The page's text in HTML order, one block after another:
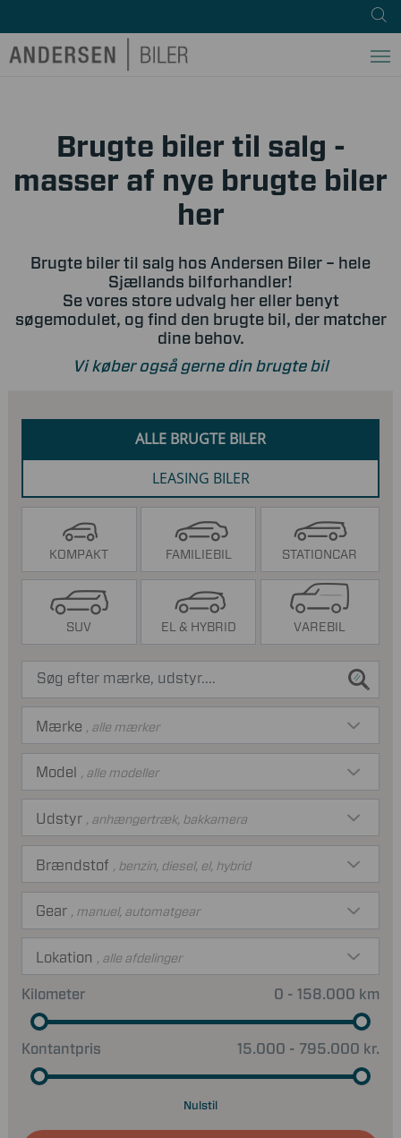
Brugte biler til salg -
masser af nye brugte biler
her
Brugte biler til salg hos Andersen Biler – hele
Sjællands bilforhandler!
Se vores store udvalg her eller benyt
søgemodulet, og find den brugte bil, der matcher
dine behov.
Vi køber også gerne din brugte bil
ALLE BRUGTE BILER
LEASING BILER
KOMPAKT FAMILIEBIL STATIONCAR
SUV EL & HYBRID VAREBIL
Kontantpris 15.000 - 795.000 kr.
Kilometer 0 - 158.000 km
Mærke , alle mærker
Model , alle modeller
Brændstof , benzin, diesel, el, hybrid
Gear , manuel, automatgear
Udstyr , anhængertræk, bakkamera
Lokation , alle afdelinger
Nulstil